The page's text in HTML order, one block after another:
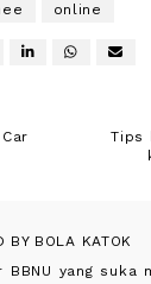
online
Tips
BYBOLA KATOK
BBNU yang suka